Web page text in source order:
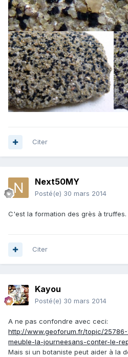
Citer
Next50MY
Posté(e) 30 mars 2014
C'est la formation des grès à truffes.
Citer
Kayou
Posté(e) 30 mars 2014
A ne pas confondre avec ceci:
http://www.geoforum.fr/topic/
meuble-la-journeesans-conter-le-
Mais si un botaniste peut aider à la